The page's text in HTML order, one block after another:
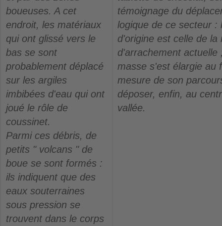
boueuses. A cet
endroit, les matériaux
qui ont glissé vers le
bas se sont
probablement déplacé
sur les argiles
imbibées d'eau qui ont
joué le rôle de
coussinet.
Parmi ces débris, de
petits " volcans " de
boue se sont formés :
ils indiquent que des
eaux souterraines
sous pression se
trouvent dans le corps
témoignage du
logique de ce secteur :
d'origine est celle de la
d'arrachement actuelle
masse s'est élargie au
mesure de son
déposer, enfin, au
vallée.